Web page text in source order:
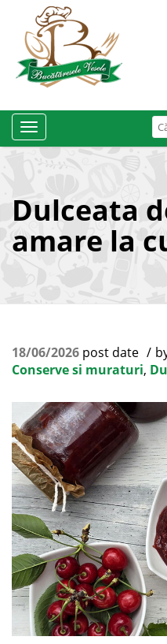
Toggle
Navigation
Dulceata
amare la
18/06/2026 post date
Conserve si muraturi,